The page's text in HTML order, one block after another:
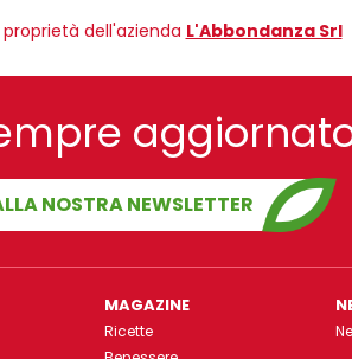
dell'azienda L'Abbondanza Srl
NOSTRA NEWSLETTER
MAGAZINE
Ricette